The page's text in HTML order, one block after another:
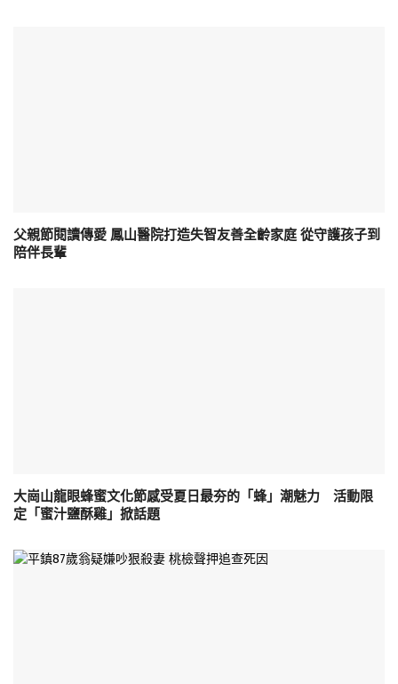
父親節閱讀傳愛 鳳山醫院打造失智友善全齡家庭 從守護孩子到
陪伴長輩
大崗山龍眼蜂蜜文化節感受夏日最夯的「蜂」潮魅力 活動限
定「蜜汁鹽酥雞」掀話題